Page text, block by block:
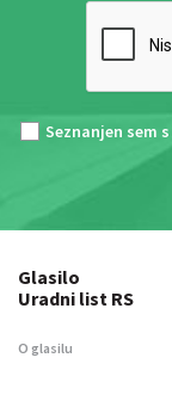
Seznanjen sem s
Glasilo
Uradni list RS
O glasilu